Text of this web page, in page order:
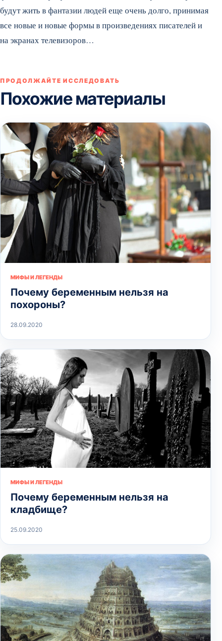
будут жить в фантазии людей еще очень долго, принимая
все новые и новые формы в произведениях писателей и
на экранах телевизоров…
ПРОДОЛЖАЙТЕ ИССЛЕДОВАТЬ
Похожие материалы
МИФЫ И ЛЕГЕНДЫ
Почему беременным нельзя на
похороны?
28.09.2020
МИФЫ И ЛЕГЕНДЫ
Почему беременным нельзя на
кладбище?
25.09.2020